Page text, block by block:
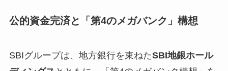
公的資金完済と「第4のメガバンク」構想
SBIグループは、地方銀行を束ねたSBI地銀ホール